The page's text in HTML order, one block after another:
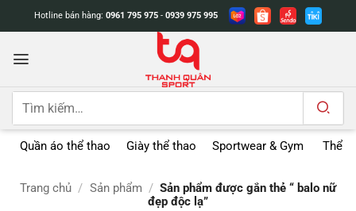
dung
Hotline bán hàng: 0961 795 975 - 0939 975 995
Tìm
Quần áo thể thao Giày thể thao Sportwear & Gym Thể
Trang chủ / Sản phẩm / Sản phẩm được gắn thẻ “ balo nữ
đẹp độc lạ”